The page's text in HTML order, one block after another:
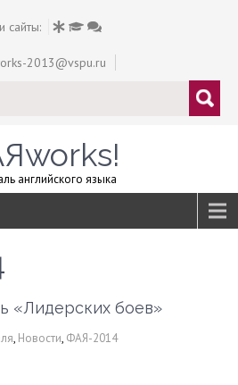
сайты:
2013@vspu.ru
английского языка
«Лидерских боев»
, Новости, ФАЯ-2014